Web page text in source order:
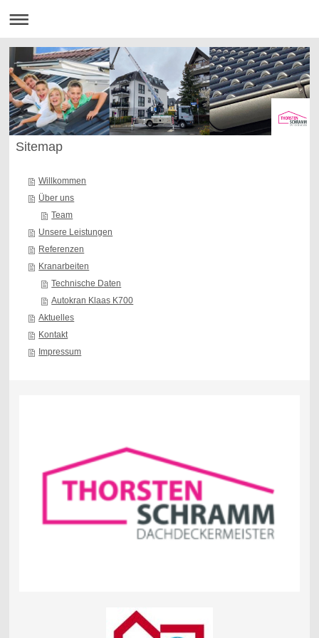
Sitemap
Willkommen
Über uns
Team
Unsere Leistungen
Referenzen
Kranarbeiten
Technische Daten
Autokran Klaas K700
Aktuelles
Kontakt
Impressum